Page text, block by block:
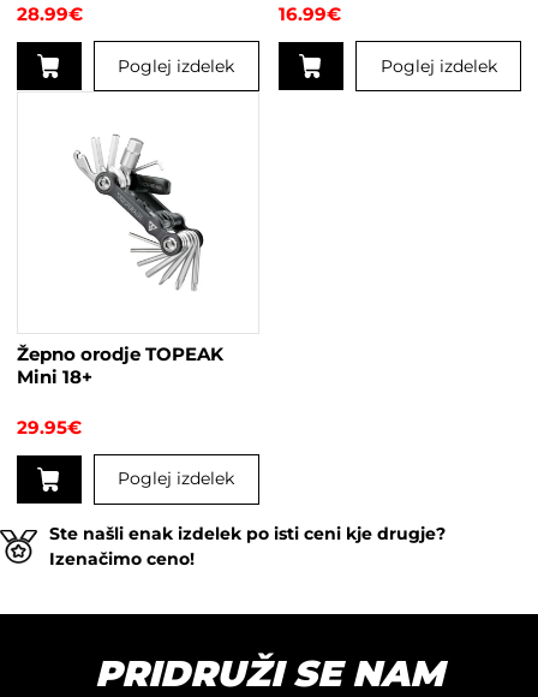
28.99€
Poglej izdelek
16.99€
Poglej izdelek
Žepno orodje TOPEAK
Mini 18+
29.95€
Poglej izdelek
Ste našli enak izdelek po isti ceni kje drugje?
Izenačimo ceno!
PRIDRUŽI SE NAM